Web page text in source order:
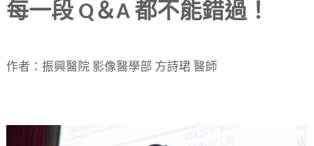
每一段 Q＆A 都不能錯過！
作者：振興醫院 影像醫學部 方詩珺 醫師